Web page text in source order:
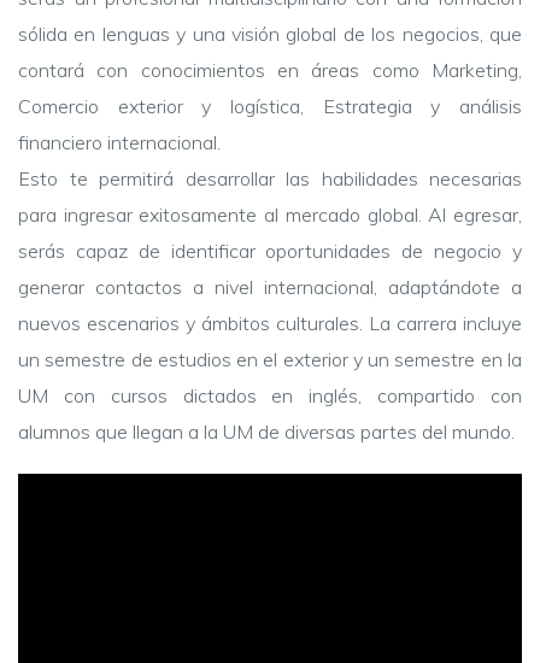
sólida en lenguas y una visión global de los negocios, que
contará con conocimientos en áreas como Marketing,
Comercio exterior y logística, Estrategia y análisis
financiero internacional.
Esto te permitirá desarrollar las habilidades necesarias
para ingresar exitosamente al mercado global. Al egresar,
serás capaz de identificar oportunidades de negocio y
generar contactos a nivel internacional, adaptándote a
nuevos escenarios y ámbitos culturales. La carrera incluye
un semestre de estudios en el exterior y un semestre en la
UM con cursos dictados en inglés, compartido con
alumnos que llegan a la UM de diversas partes del mundo.